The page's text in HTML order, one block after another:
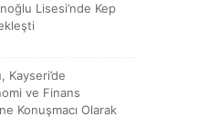
Lisesi’nde Kep
Kayseri’de
ve Finans
Konuşmacı Olarak